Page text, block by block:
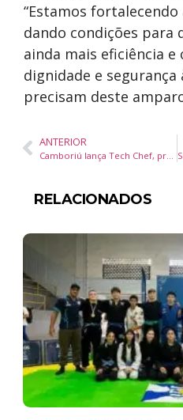
“Estamos
dando condições para
ainda mais eficiência
dignidade e segurança
precisam deste
ANTERIOR
RELACIONADOS